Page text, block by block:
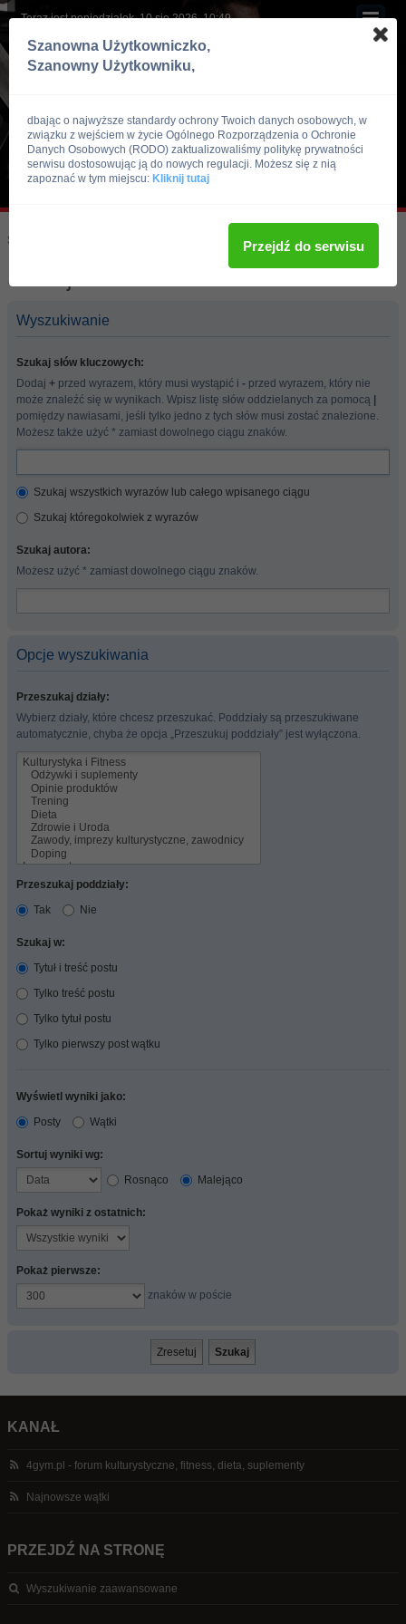
Teraz jest poniedziałek, 10 sie 2026, 10:49
Skocz do:
Szukaj
Wyszukiwanie
Szukaj słów kluczowych:
Dodaj + przed wyrazem, który musi wystąpić i - przed wyrazem, który nie
może znaleźć się w wynikach. Wpisz listę słów oddzielanych za pomocą
pomiędzy nawiasami, jeśli tylko jedno z tych słów musi zostać znalezione.
Możesz także użyć * zamiast dowolnego ciągu znaków.
Szukaj wszystkich wyrazów lub całego wpisanego ciągu
Szukaj któregokolwiek z wyrazów
Szukaj autora:
Możesz użyć * zamiast dowolnego ciągu znaków.
Opcje wyszukiwania
Przeszukaj działy:
Wybierz działy, które chcesz przeszukać. Poddziały są przeszukiwane
automatycznie, chyba że opcja „Przeszukuj poddziały” jest wyłączona.
Przeszukaj poddziały:
Tak
Nie
Szukaj w:
Tytuł i treść postu
Tylko treść postu
Tylko tytuł postu
Tylko pierwszy post wątku
Wyświetl wyniki jako:
Posty
Wątki
Sortuj wyniki wg:
Rosnąco
Malejąco
Pokaż wyniki z ostatnich:
Pokaż pierwsze:
znaków w poście
KANAŁ
4gym.pl - forum kulturystyczne, fitness, dieta, suplementy
Najnowsze wątki
PRZEJDŹ NA STRONĘ
Wyszukiwanie zaawansowane
Szanowna Użytkowniczko,
Szanowny Użytkowniku,
dbając o najwyższe standardy ochrony Twoich danych osobowych, w
związku z wejściem w życie Ogólnego Rozporządzenia o Ochronie
Danych Osobowych (RODO) zaktualizowaliśmy politykę prywatności
serwisu dostosowując ją do nowych regulacji. Możesz się z nią
zapoznać w tym miejscu: Kliknij tutaj
Przejdź do serwisu